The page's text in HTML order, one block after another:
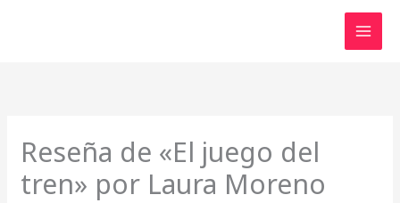
Reseña de «El juego del
tren» por Laura Moreno